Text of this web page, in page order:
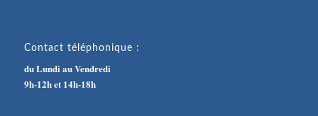
Contact téléphonique :
du Lundi au Vendredi
9h-12h et 14h-18h